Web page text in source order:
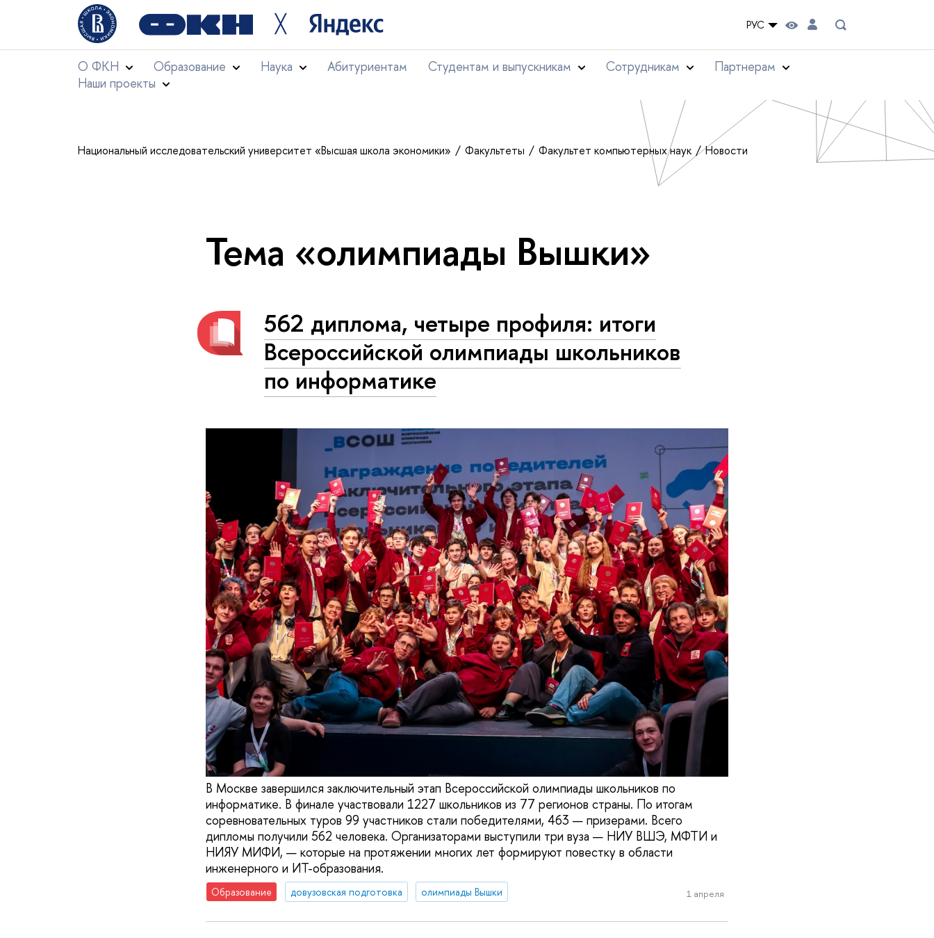
╳ РУС
О ФКН Образование Наука Абитуриентам Студентам и выпускникам Сотрудникам
Партнерам
Наши проекты
Национальный исследовательский университет «Высшая школа экономики» Факультеты Факультет компьютерных наук Новости
Тема «олимпиады Вышки»
562 диплома, четыре профиля: итоги
Всероссийской олимпиады школьников
по информатике
В Москве завершился заключительный этап Всероссийской олимпиады школьников по
информатике. В финале участвовали 1227 школьников из 77 регионов страны. По итогам
соревновательных туров 99 участников стали победителями, 463 — призерами. Всего
дипломы получили 562 человека. Организаторами выступили три вуза — НИУ ВШЭ, МФТИ и
НИЯУ МИФИ, — которые на протяжении многих лет формируют повестку в области
инженерного и ИТ-образования.
Образование довузовская подготовка олимпиады Вышки 1 апреля